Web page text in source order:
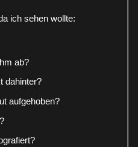
ich sehen wollte:
ab?
dahinter?
aufgehoben?